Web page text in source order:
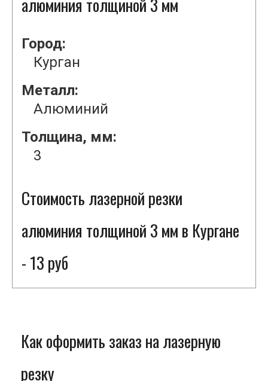
алюминия толщиной 3 мм
Город:
Курган
Металл:
Алюминий
Толщина, мм:
3
Стоимость лазерной резки
алюминия толщиной 3 мм в Кургане
- 13 руб
Как оформить заказ на лазерную
резку